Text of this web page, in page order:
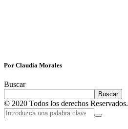
Por Claudia Morales
Buscar
Buscar
© 2020 Todos los derechos Reservados.